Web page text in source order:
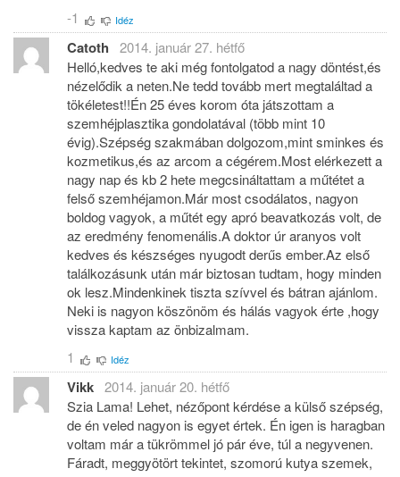
-1
Idéz
Catoth
2014. január 27. hétfő
Helló,kedves te aki még fontolgatod a nagy döntést,és
nézelődik a neten.Ne tedd tovább mert megtaláltad a
tökéletest!!Én 25 éves korom óta játszottam a
szemhéjplasztika gondolatával (több mint 10
évig).Szépség szakmában dolgozom,mint sminkes és
kozmetikus,és az arcom a cégérem.Most elérkezett a
nagy nap és kb 2 hete megcsináltattam a műtétet a
felső szemhéjamon.Már most csodálatos, nagyon
boldog vagyok, a műtét egy apró beavatkozás volt, de
az eredmény fenomenális.A doktor úr aranyos volt
kedves és készséges nyugodt derűs ember.Az első
találkozásunk után már biztosan tudtam, hogy minden
ok lesz.Mindenkinek tiszta szívvel és bátran ajánlom.
Neki is nagyon köszönöm és hálás vagyok érte ,hogy
vissza kaptam az önbizalmam.
1
Idéz
Vikk 2014. január 20. hétfő
Szia Lama! Lehet, nézőpont kérdése a külső szépség,
de én veled nagyon is egyet értek. Én igen is haragban
voltam már a tükrömmel jó pár éve, túl a negyvenen.
Fáradt, meggyötört tekintet, szomorú kutya szemek,